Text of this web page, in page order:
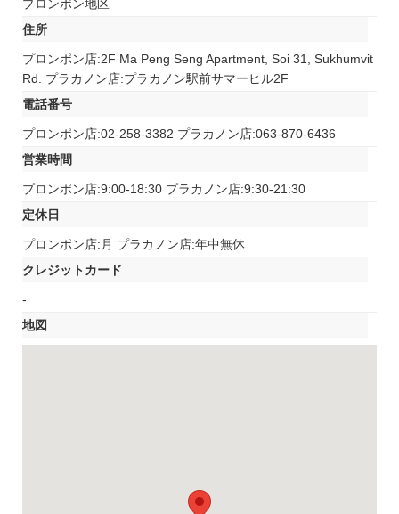
プロンポン地区
住所
プロンポン店:2F Ma Peng Seng Apartment, Soi 31, Sukhumvit
Rd. プラカノン店:プラカノン駅前サマーヒル2F
電話番号
プロンポン店:02-258-3382 プラカノン店:063-870-6436
営業時間
プロンポン店:9:00-18:30 プラカノン店:9:30‐21:30
定休日
プロンポン店:月 プラカノン店:年中無休
クレジットカード
-
地図